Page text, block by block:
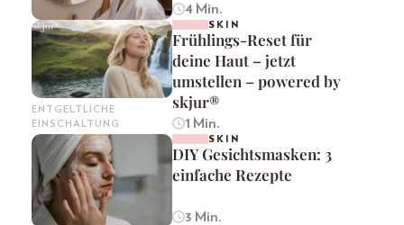
4 Min.
ENTGELTLICHE
EINSCHALTUNG
SKIN
Frühlings-Reset für
deine Haut – jetzt
umstellen – powered by
skjur®
1 Min.
SKIN
DIY Gesichtsmasken: 3
einfache Rezepte
3 Min.